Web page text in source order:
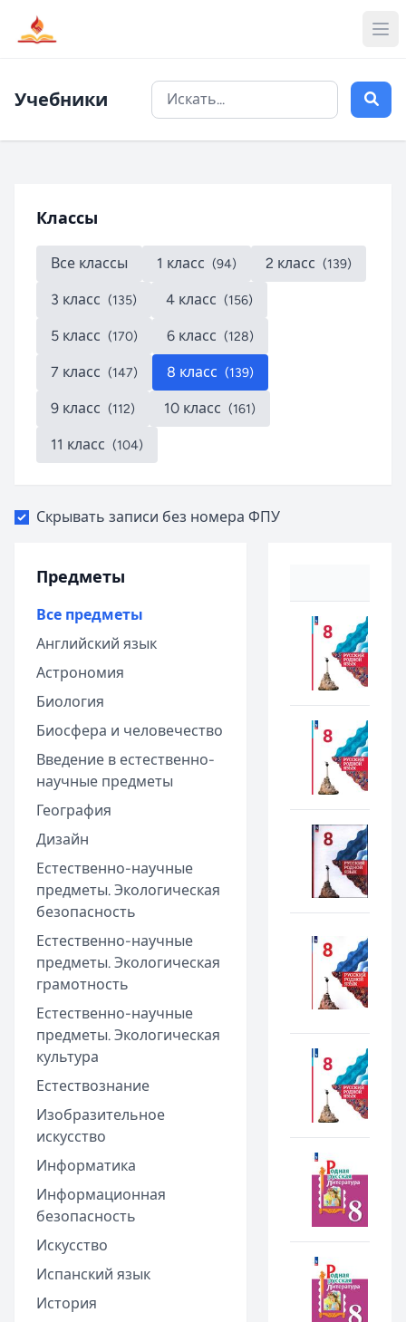
Учебники
Классы
Все классы 1 класс (94) 2 класс (139)
3 класс (135) 4 класс (156)
5 класс (170) 6 класс (128)
7 класс (147) 8 класс (139)
9 класс (112) 10 класс (161)
11 класс (104)
Скрывать записи без номера ФПУ
Предметы
Все предметы
Английский язык
Астрономия
Биология
Биосфера и человечество
Введение в естественно-
научные предметы
География
Дизайн
Естественно-научные
предметы. Экологическая
безопасность
Естественно-научные
предметы. Экологическая
грамотность
Естественно-научные
предметы. Экологическая
культура
Естествознание
Изобразительное
искусство
Информатика
Информационная
безопасность
Искусство
Испанский язык
История